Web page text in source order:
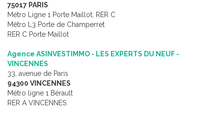
75017 PARIS
Métro Ligne 1 Porte Maillot, RER C
Métro L3 Porte de Champerret
RER C Porte Maillot
Agence ASINVESTIMMO - LES EXPERTS DU NEUF -
VINCENNES
33, avenue de Paris
94300 VINCENNES
Métro ligne 1 Bérault
RER A VINCENNES